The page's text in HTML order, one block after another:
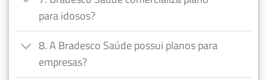
para idosos?
8. A Bradesco Saúde possui planos para
empresas?